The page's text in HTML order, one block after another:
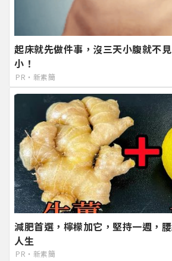
起床就先做件事，沒三天小腹就不
小！
PR・新素簡
減肥首選，檸檬加它，堅持一週，
人生
PR・新素簡